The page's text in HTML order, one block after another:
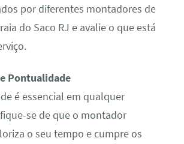
por diferentes montadores de
do Saco RJ e avalie o que está
Pontualidade
é essencial em qualquer
se de que o montador
o seu tempo e cumpre os